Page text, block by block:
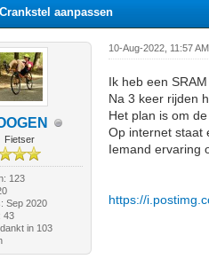
aanpassen
Fietser
123
Sep 2020
43
in 103
10-Aug-2022, 11:57
Ik heb een
Na 3 keer rijden
Het plan is om
Op internet staat
Iemand ervaring
https://